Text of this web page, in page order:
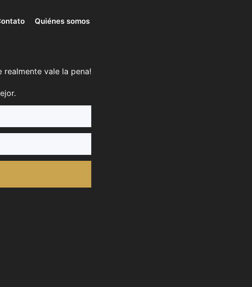
Quiénes somos
realmente vale la pena!